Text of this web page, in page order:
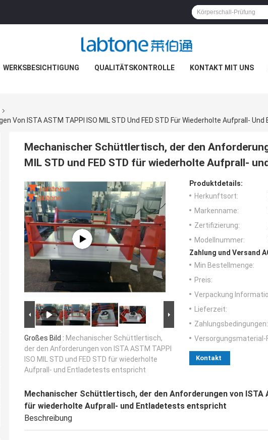
WERKSBESICHTIGUNG QUALITÄTSKONTROLLE KONTAKT MIT UNS
Mechanischer Schüttlertisch, der den
MIL STD und FED STD für wiederholte Aufprall-
Großes Bild : Mechanischer Schüttlertisch,
der den Anforderungen von ISTA ASTM TAPPI
ISO MIL STD und FED STD für wiederholte
Aufprall- und Entladetests entspricht
Produktdetails:
Herkunftsort:
Markenname:
Zertifizierung:
Modellnummer:
Zahlung und Versand
Min Bestellmenge:
Preis:
Verpackung
Lieferzeit:
Zahlungsbedingungen:
Versorgungsmaterial-
Kontakt
Mechanischer Schüttlertisch, der den Anforderungen von ISTA
für wiederholte Aufprall- und Entladetests entspricht
Beschreibung